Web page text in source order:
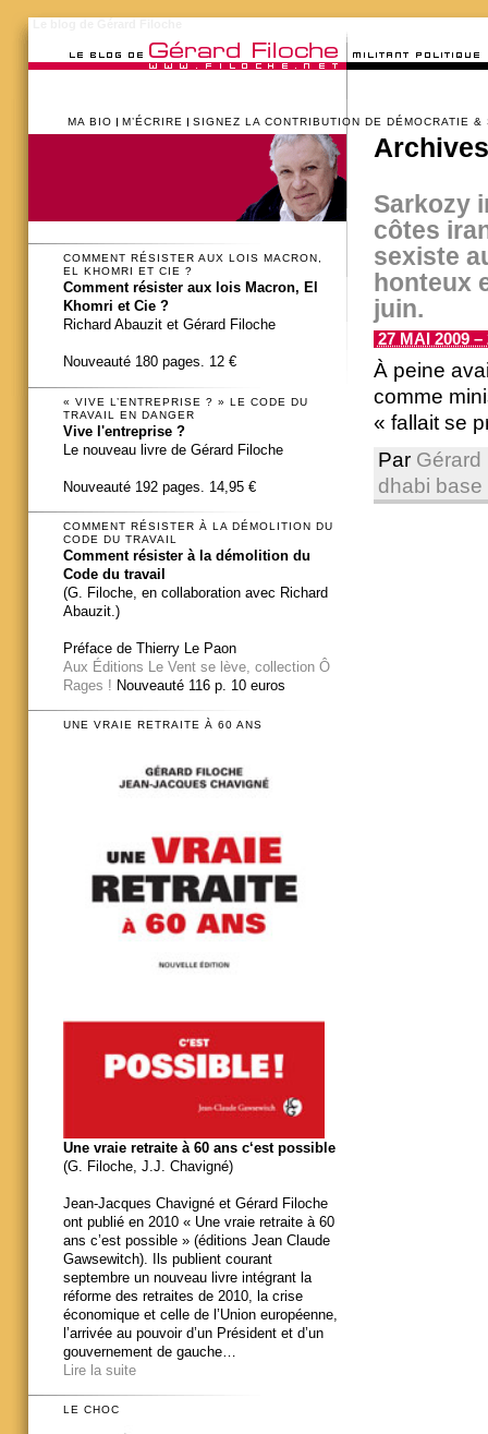
MA BIO M’ÉCRIRE SIGNEZ LA CONTRIBUTION DE DÉMOCRATIE &
Sarkozy
côtes
sexiste
honteux
juin.
27 MAI 2009 –
À peine
comme
« fallait se
Par Gérard
dhabi base
COMMENT RÉSISTER AUX LOIS MACRON,
EL KHOMRI ET CIE ?
Comment résister aux lois Macron, El
Khomri et Cie ?
Richard Abauzit et Gérard Filoche
Nouveauté 180 pages. 12 €
« VIVE L’ENTREPRISE ? » LE CODE DU
TRAVAIL EN DANGER
Vive l'entreprise ?
Le nouveau livre de Gérard Filoche
Nouveauté 192 pages. 14,95 €
COMMENT RÉSISTER À LA DÉMOLITION DU
CODE DU TRAVAIL
Comment résister à la démolition du
Code du travail
(G. Filoche, en collaboration avec Richard
Abauzit.)
Préface de Thierry Le Paon
Aux Éditions Le Vent se lève, collection Ô
Rages ! Nouveauté 116 p. 10 euros
UNE VRAIE RETRAITE À 60 ANS
Une vraie retraite à 60 ans c‘est possible
(G. Filoche, J.J. Chavigné)
Jean-Jacques Chavigné et Gérard Filoche
ont publié en 2010 « Une vraie retraite à 60
ans c’est possible » (éditions Jean Claude
Gawsewitch). Ils publient courant
septembre un nouveau livre intégrant la
réforme des retraites de 2010, la crise
économique et celle de l’Union européenne,
l’arrivée au pouvoir d’un Président et d’un
gouvernement de gauche…
Lire la suite
LE CHOC